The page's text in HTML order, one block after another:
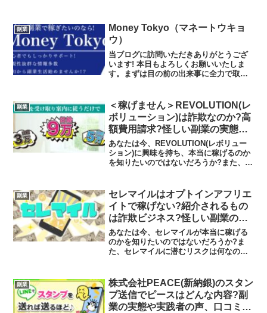
副業
Money Tokyo（マネートウキョ
ウ）
当ブログに訪問いただきありがとうござ
います! 本日もよろしくお願いいたしま
す。まずは目の前の出来事に全力で取り
そして、多くの情報に触れながら、情報
を取捨選択できるように...
副業
＜稼げません＞REVOLUTION(レ
ボリューション)は詐欺なのか?高
額費用請求?怪しい副業の実態と
実践者の声、口コミを徹底調査
あなたは今、REVOLUTION(レボリュー
ション)に興味を持ち、本当に稼げるのか
を知りたいのではないだろうか?また、
のではないだろうか？答えを言うと、稼
げる...
副業
セレマイルはオプトインアフリエ
イトで稼げない?紹介されるもの
は詐欺ビジネス?怪しい副業の実
態と実践者の声、口コミを徹底調
査！
あなたは今、セレマイルが本当に稼げる
のかを知りたいのではないだろうか?ま
た、セレマイルに潜むリスクは何なのか
は低いといえます。今回はその理由につ
いて解説したいと思います...
副業
株式会社PEACE(新納銀)のスタン
プ送信でピースはどんな内容?副
業の実態や実践者の声、口コミや